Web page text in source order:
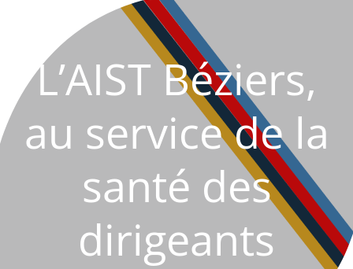
L’AIST Béziers,
au service de la
santé des
dirigeants